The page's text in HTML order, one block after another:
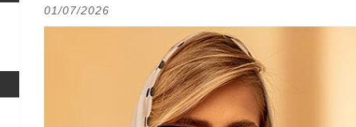
01/07/2026